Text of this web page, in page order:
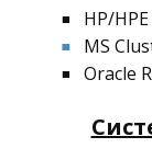
■ HP/
■
■ MS
■ Oracle